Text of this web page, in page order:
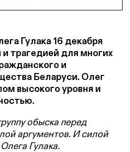
Гулака 16 декабря
трагедией для многих
и
Беларуси. Олег
высокого уровня и
обыска перед
аргументов. И силой
Гулака.